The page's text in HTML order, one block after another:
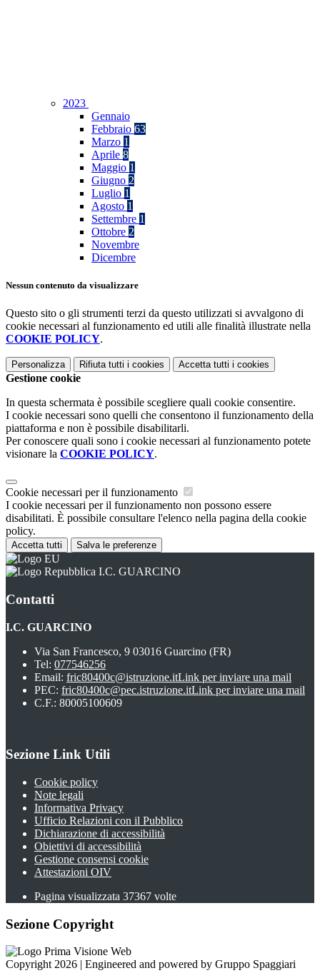
2023
Gennaio
Febbraio 63
Marzo 1
Aprile 8
Maggio 1
Giugno 2
Luglio 1
Agosto 1
Settembre 1
Ottobre 2
Novembre
Dicembre
Nessun contenuto da visualizzare
Questo sito o gli strumenti terzi da questo utilizzati si avvalgono di
cookie necessari al funzionamento ed utili alle finalità illustrate nella
COOKIE POLICY.
Personalizza Rifiuta tutti i cookies Accetta tutti i cookies
Gestione cookie
In questa schermata è possibile scegliere quali cookie consentire.
I cookie necessari sono quelli che consentono il funzionamento della
piattaforma e non è possibile disabilitarli.
Per conoscere quali sono i cookie necessari al funzionamento potete
visionare la COOKIE POLICY.
Cookie necessari per il funzionamento
I cookie necessari per il funzionamento non possono essere
disabilitati. È possibile consultare l'elenco nella pagina della cookie
policy.
Accetta tutti Salva le preferenze
I.C. GUARCINO
Contatti
I.C. GUARCINO
Via San Francesco, 9 03016 Guarcino (FR)
Tel: 077546256
Email: fric80400c@istruzione.itLink per inviare una mail
PEC: fric80400c@pec.istruzione.itLink per inviare una mail
C.F.: 80005100609
Sezione Link Utili
Cookie policy
Note legali
Informativa Privacy
Ufficio Relazioni con il Pubblico
Dichiarazione di accessibilità
Obiettivi di accessibilità
Gestione consensi cookie
Attestazioni OIV
Pagina visualizzata 37367 volte
Sezione Copyright
Copyright 2026 | Engineered and powered by Gruppo Spaggiari